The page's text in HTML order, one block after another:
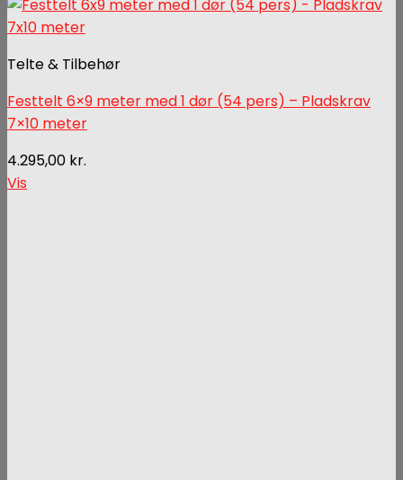
Telte & Tilbehør
Festtelt 6×9 meter med 1 dør (54 pers) – Pladskrav
7×10 meter
4.295,00 kr.
Vis